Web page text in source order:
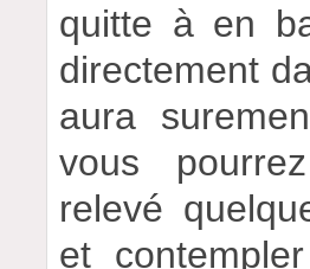
quitte à en
directement
aura
vous
relevé
et